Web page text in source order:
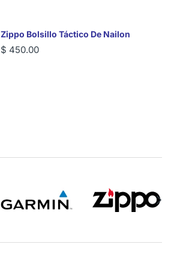
Zippo Bolsillo Táctico De Nailon
$ 450.00